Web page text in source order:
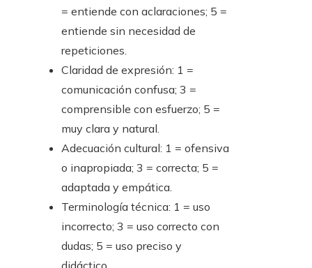
= entiende con aclaraciones; 5 =
entiende sin necesidad de
repeticiones.
Claridad de expresión: 1 =
comunicación confusa; 3 =
comprensible con esfuerzo; 5 =
muy clara y natural.
Adecuación cultural: 1 = ofensiva
o inapropiada; 3 = correcta; 5 =
adaptada y empática.
Terminología técnica: 1 = uso
incorrecto; 3 = uso correcto con
dudas; 5 = uso preciso y